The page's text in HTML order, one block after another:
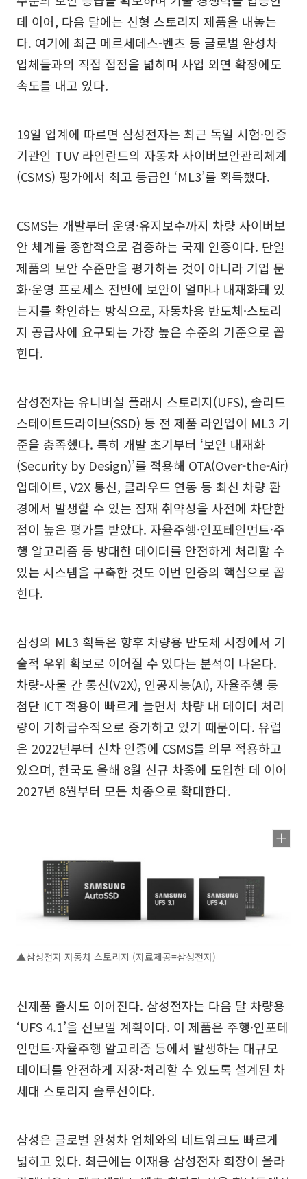
데 이어, 다음 달에는 신형 스토리지 제품을 내놓는
다. 여기에 최근 메르세데스-벤츠 등 글로벌 완성차
업체들과의 직접 접점을 넓히며 사업 외연 확장에도
속도를 내고 있다.
19일 업계에 따르면 삼성전자는 최근 독일 시험·인증
기관인 TUV 라인란드의 자동차 사이버보안관리체계
(CSMS) 평가에서 최고 등급인 ‘ML3’를 획득했다.
CSMS는 개발부터 운영·유지보수까지 차량 사이버보
안 체계를 종합적으로 검증하는 국제 인증이다. 단일
제품의 보안 수준만을 평가하는 것이 아니라 기업 문
화·운영 프로세스 전반에 보안이 얼마나 내재화돼 있
는지를 확인하는 방식으로, 자동차용 반도체·스토리
지 공급사에 요구되는 가장 높은 수준의 기준으로 꼽
힌다.
삼성전자는 유니버설 플래시 스토리지(UFS), 솔리드
스테이트드라이브(SSD) 등 전 제품 라인업이 ML3 기
준을 충족했다. 특히 개발 초기부터 ‘보안 내재화
(Security by Design)’를 적용해 OTA(Over-the-Air)
업데이트, V2X 통신, 클라우드 연동 등 최신 차량 환
경에서 발생할 수 있는 잠재 취약성을 사전에 차단한
점이 높은 평가를 받았다. 자율주행·인포테인먼트·주
행 알고리즘 등 방대한 데이터를 안전하게 처리할 수
있는 시스템을 구축한 것도 이번 인증의 핵심으로 꼽
힌다.
삼성의 ML3 획득은 향후 차량용 반도체 시장에서 기
술적 우위 확보로 이어질 수 있다는 분석이 나온다.
차량-사물 간 통신(V2X), 인공지능(AI), 자율주행 등
첨단 ICT 적용이 빠르게 늘면서 차량 내 데이터 처리
량이 기하급수적으로 증가하고 있기 때문이다. 유럽
은 2022년부터 신차 인증에 CSMS를 의무 적용하고
있으며, 한국도 올해 8월 신규 차종에 도입한 데 이어
2027년 8월부터 모든 차종으로 확대한다.
▲삼성전자 자동차 스토리지 (자료제공=삼성전자)
신제품 출시도 이어진다. 삼성전자는 다음 달 차량용
‘UFS 4.1’을 선보일 계획이다. 이 제품은 주행·인포테
인먼트·자율주행 알고리즘 등에서 발생하는 대규모
데이터를 안전하게 저장·처리할 수 있도록 설계된 차
세대 스토리지 솔루션이다.
삼성은 글로벌 완성차 업체와의 네트워크도 빠르게
넓히고 있다. 최근에는 이재용 삼성전자 회장이 올라